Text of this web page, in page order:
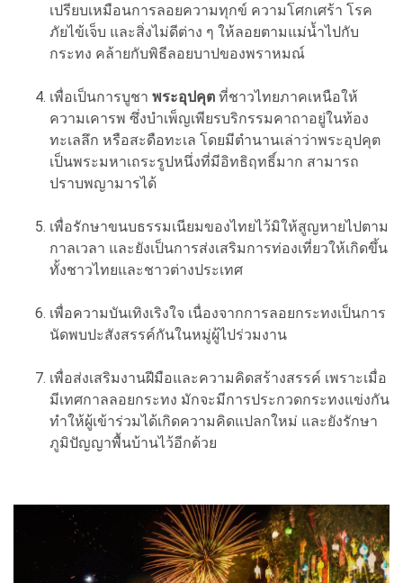
เปรียบเหมือนการลอยความทุกข์ ความโศกเศร้า โรค
ภัยไข้เจ็บ และสิ่งไม่ดีต่าง ๆ ให้ลอยตามแม่น้ำไปกับ
กระทง คล้ายกับพิธีลอยบาปของพราหมณ์
เพื่อเป็นการบูชา พระอุปคุต ที่ชาวไทยภาคเหนือให้
ความเคารพ ซึ่งบำเพ็ญเพียรบริกรรมคาถาอยู่ในท้อง
ทะเลลึก หรือสะดือทะเล โดยมีตำนานเล่าว่าพระอุปคุต
เป็นพระมหาเถระรูปหนึ่งที่มีอิทธิฤทธิ์มาก สามารถ
ปราบพญามารได้
เพื่อรักษาขนบธรรมเนียมของไทยไว้มิให้สูญหายไปตาม
กาลเวลา และยังเป็นการส่งเสริมการท่องเที่ยวให้เกิดขึ้น
ทั้งชาวไทยและชาวต่างประเทศ
เพื่อความบันเทิงเริงใจ เนื่องจากการลอยกระทงเป็นการ
นัดพบปะสังสรรค์กันในหมู่ผู้ไปร่วมงาน
เพื่อส่งเสริมงานฝีมือและความคิดสร้างสรรค์ เพราะเมื่อ
มีเทศกาลลอยกระทง มักจะมีการประกวดกระทงแข่งกัน
ทำให้ผู้เข้าร่วมได้เกิดความคิดแปลกใหม่ และยังรักษา
ภูมิปัญญาพื้นบ้านไว้อีกด้วย